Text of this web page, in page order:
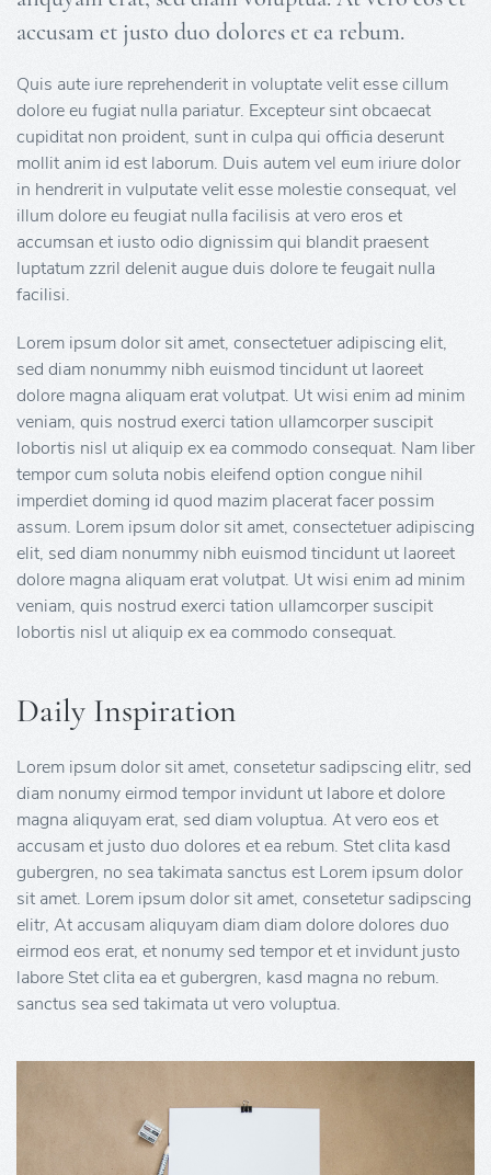
accusam et justo duo dolores et ea rebum.
Quis aute iure reprehenderit in voluptate velit esse cillum
dolore eu fugiat nulla pariatur. Excepteur sint obcaecat
cupiditat non proident, sunt in culpa qui officia deserunt
mollit anim id est laborum. Duis autem vel eum iriure dolor
in hendrerit in vulputate velit esse molestie consequat, vel
illum dolore eu feugiat nulla facilisis at vero eros et
accumsan et iusto odio dignissim qui blandit praesent
luptatum zzril delenit augue duis dolore te feugait nulla
facilisi.
Lorem ipsum dolor sit amet, consectetuer adipiscing elit,
sed diam nonummy nibh euismod tincidunt ut laoreet
dolore magna aliquam erat volutpat. Ut wisi enim ad minim
veniam, quis nostrud exerci tation ullamcorper suscipit
lobortis nisl ut aliquip ex ea commodo consequat. Nam liber
tempor cum soluta nobis eleifend option congue nihil
imperdiet doming id quod mazim placerat facer possim
assum. Lorem ipsum dolor sit amet, consectetuer adipiscing
elit, sed diam nonummy nibh euismod tincidunt ut laoreet
dolore magna aliquam erat volutpat. Ut wisi enim ad minim
veniam, quis nostrud exerci tation ullamcorper suscipit
lobortis nisl ut aliquip ex ea commodo consequat.
Daily Inspiration
Lorem ipsum dolor sit amet, consetetur sadipscing elitr, sed
diam nonumy eirmod tempor invidunt ut labore et dolore
magna aliquyam erat, sed diam voluptua. At vero eos et
accusam et justo duo dolores et ea rebum. Stet clita kasd
gubergren, no sea takimata sanctus est Lorem ipsum dolor
sit amet. Lorem ipsum dolor sit amet, consetetur sadipscing
elitr, At accusam aliquyam diam diam dolore dolores duo
eirmod eos erat, et nonumy sed tempor et et invidunt justo
labore Stet clita ea et gubergren, kasd magna no rebum.
sanctus sea sed takimata ut vero voluptua.